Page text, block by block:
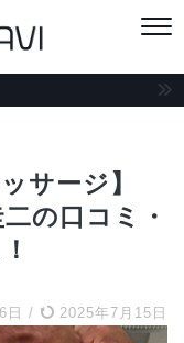
サージ】
の口コミ・
日 / 2025年7月15日